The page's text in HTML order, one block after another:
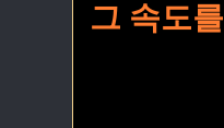
그 속도